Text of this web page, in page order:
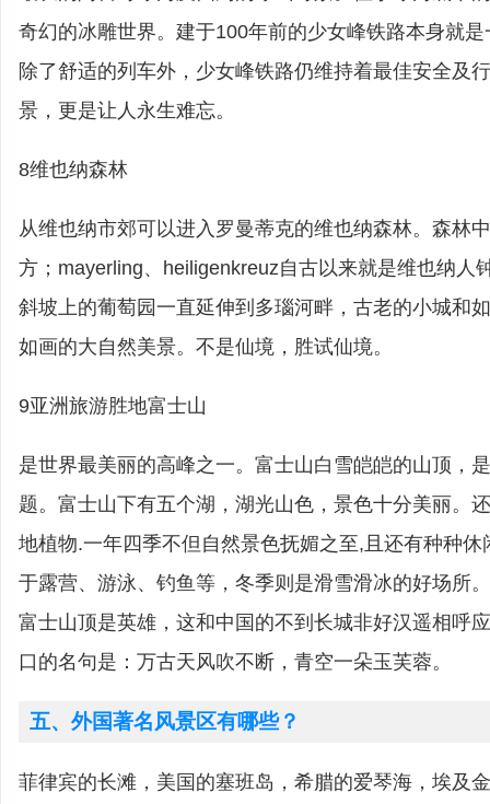
奇幻的冰雕世界。建于100年前的少女峰铁路本身就
除了舒适的列车外，少女峰铁路仍维持着最佳安全及
景，更是让人永生难忘。
8维也纳森林
从维也纳市郊可以进入罗曼蒂克的维也纳森林。森林
方；mayerling、heiligenkreuz自古以来就是维也纳人
斜坡上的葡萄园一直延伸到多瑙河畔，古老的小城和
如画的大自然美景。不是仙境，胜试仙境。
9亚洲旅游胜地富士山
是世界最美丽的高峰之一。富士山白雪皑皑的山顶，
题。富士山下有五个湖，湖光山色，景色十分美丽。
地植物.一年四季不但自然景色抚媚之至,且还有种种
于露营、游泳、钓鱼等，冬季则是滑雪滑冰的好场所
富士山顶是英雄，这和中国的不到长城非好汉遥相呼
口的名句是：万古天风吹不断，青空一朵玉芙蓉。
五、外国著名风景区有哪些？
菲律宾的长滩，美国的塞班岛，希腊的爱琴海，埃及